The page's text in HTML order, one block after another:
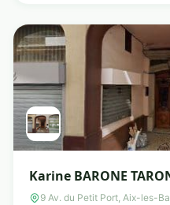
Karine BARONE
diététicienne
9 Av. du Petit Port, Aix-les-